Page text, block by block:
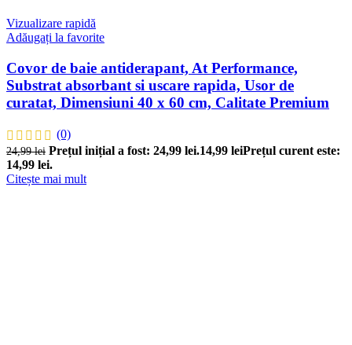
Vizualizare rapidă
Adăugați la favorite
Covor de baie antiderapant, At Performance,
Substrat absorbant si uscare rapida, Usor de
curatat, Dimensiuni 40 x 60 cm, Calitate Premium
(0)
24,99lei Prețul inițial a fost: 24,99 lei.14,99 leiPrețul curent este:
14,99 lei.
Citește mai mult